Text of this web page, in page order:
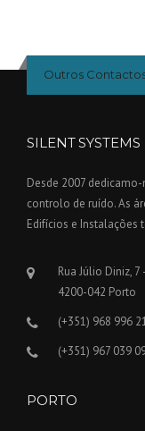
Outros
SILENT SYSTEMS
Desde 2007
controlo de ruído. As
Edifícios e Instalações
Rua Júlio Diniz,
4200-042 Porto
(+351) 968 996
(+351) 967 039
PORTO